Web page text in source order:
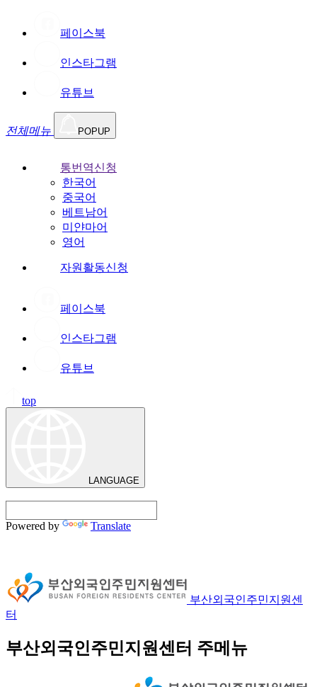
페이스북
인스타그램
유튜브
전체메뉴 POPUP
통번역신청
한국어
중국어
베트남어
미얀마어
영어
자원활동신청
페이스북
인스타그램
유튜브
top
LANGUAGE
Powered by Translate
부산외국인주민지원센
터
부산외국인주민지원센터 주메뉴